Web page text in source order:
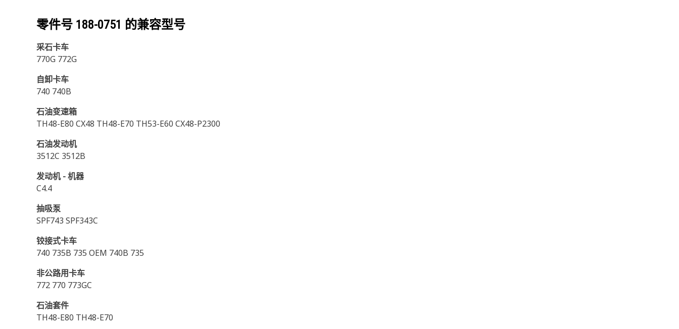
零件号 188-0751 的兼容型号
采石卡车
770G 772G
自卸卡车
740 740B
石油变速箱
TH48-E80 CX48 TH48-E70 TH53-E60 CX48-P2300
石油发动机
3512C 3512B
发动机 - 机器
C4.4
抽吸泵
SPF743 SPF343C
铰接式卡车
740 735B 735 OEM 740B 735
非公路用卡车
772 770 773GC
石油套件
TH48-E80 TH48-E70